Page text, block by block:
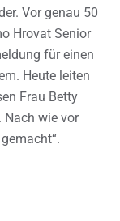
Vor genau 50
Hrovat Senior
für einen
Heute leiten
Frau Betty
Nach wie vor